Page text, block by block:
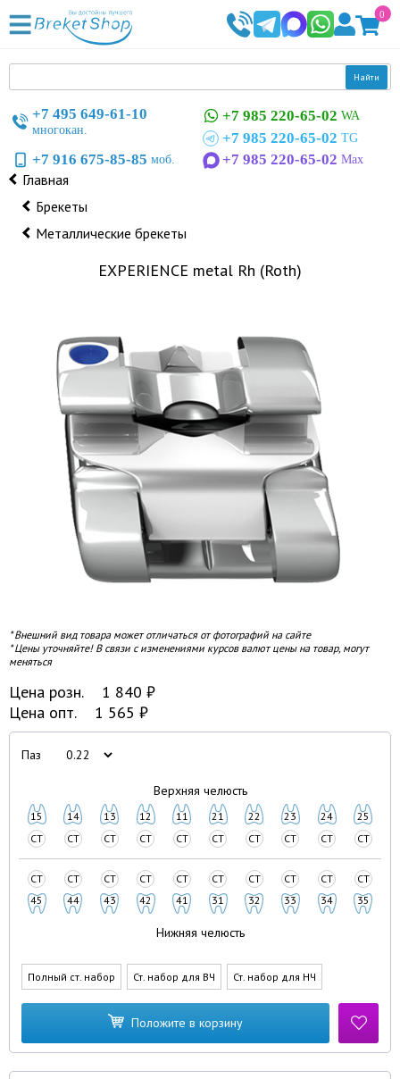
0
Найти
+7 495 649-61-10
многокан.
+7 916 675-85-85 моб.
+7 985 220-65-02 WA
+7 985 220-65-02 TG
+7 985 220-65-02 Max
Главная
Брекеты
Металлические брекеты
EXPERIENCE metal Rh (Roth)
* Внешний вид товара может отличаться от фотографий на сайте
* Цены уточняйте! В связи с изменениями курсов валют цены на товар, могут
меняться
Цена розн. 1 840 ₽
Цена опт.
1 565 ₽
Паз
Верхняя челюсть
15
СТ
14
СТ
13
СТ
12
СТ
11
СТ
21
СТ
22
СТ
23
СТ
24
СТ
25
СТ
Нижняя челюсть
45
СТ
44
СТ
43
СТ
42
СТ
41
СТ
31
СТ
32
СТ
33
СТ
34
СТ
35
СТ
Полный ст. набор Ст. набор для ВЧ Ст. набор для НЧ
Положите в корзину